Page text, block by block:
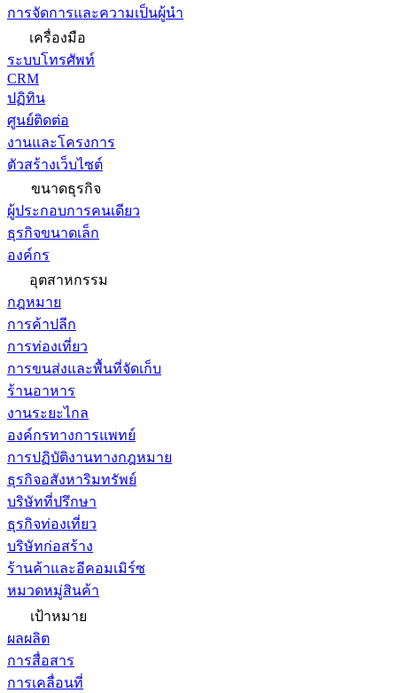
การจัดการและความเป็นผู้นำ
เครื่องมือ
ระบบโทรศัพท์
CRM
ปฏิทิน
ศูนย์ติดต่อ
งานและโครงการ
ตัวสร้างเว็บไซต์
ขนาดธุรกิจ
ผู้ประกอบการคนเดียว
ธุรกิจขนาดเล็ก
องค์กร
อุตสาหกรรม
กฎหมาย
การค้าปลีก
การท่องเที่ยว
การขนส่งและพื้นที่จัดเก็บ
ร้านอาหาร
งานระยะไกล
องค์กรทางการแพทย์
การปฏิบัติงานทางกฎหมาย
ธุรกิจอสังหาริมทรัพย์
บริษัทที่ปรึกษา
ธุรกิจท่องเที่ยว
บริษัทก่อสร้าง
ร้านค้าและอีคอมเมิร์ซ
หมวดหมู่สินค้า
เป้าหมาย
ผลผลิต
การสื่อสาร
การเคลื่อนที่